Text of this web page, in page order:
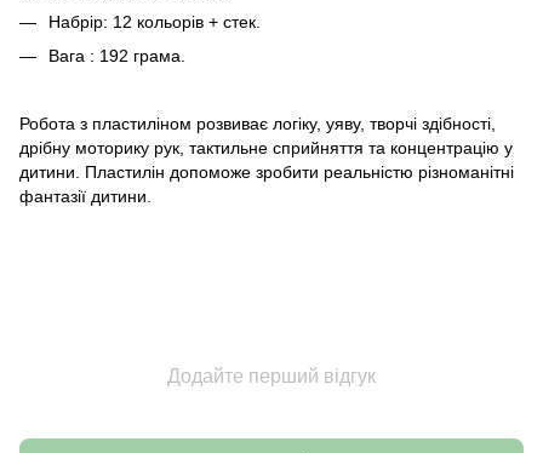
Набрір: 12 кольорів + стек.
Вага : 192 грама.
Робота з пластиліном розвиває логіку, уяву, творчі здібності,
дрібну моторику рук, тактильне сприйняття та концентрацію у
дитини. Пластилін допоможе зробити реальністю різноманітні
фантазії дитини.
Додайте перший відгук